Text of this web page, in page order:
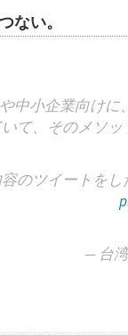
ない。
中小企業向けに
いて、そのメソ
のツイートを
— 台